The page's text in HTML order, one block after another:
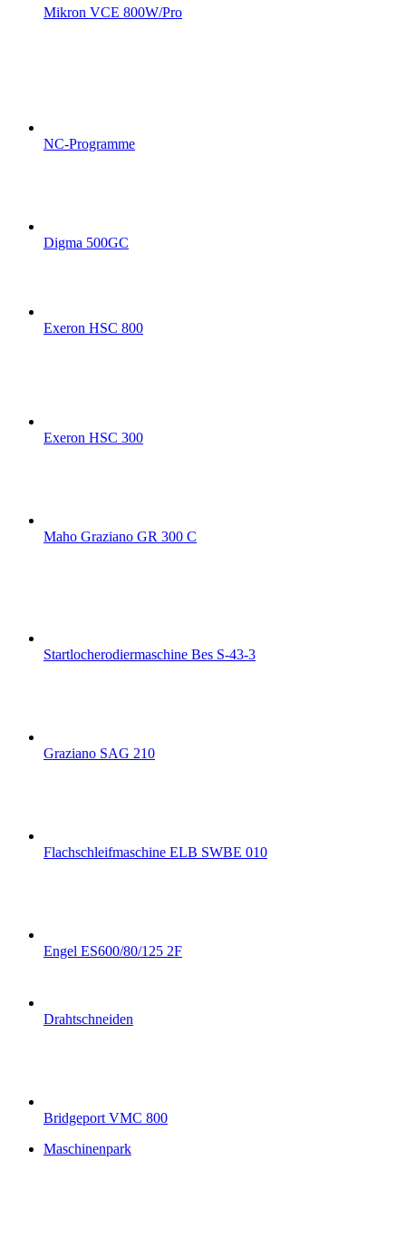
Mikron VCE 800W/Pro
NC-Programme
Digma 500GC
Exeron HSC 800
Exeron HSC 300
Maho Graziano GR 300 C
Startlocherodiermaschine Bes S-43-3
Graziano SAG 210
Flachschleifmaschine ELB SWBE 010
Engel ES600/80/125 2F
Drahtschneiden
Bridgeport VMC 800
Maschinenpark